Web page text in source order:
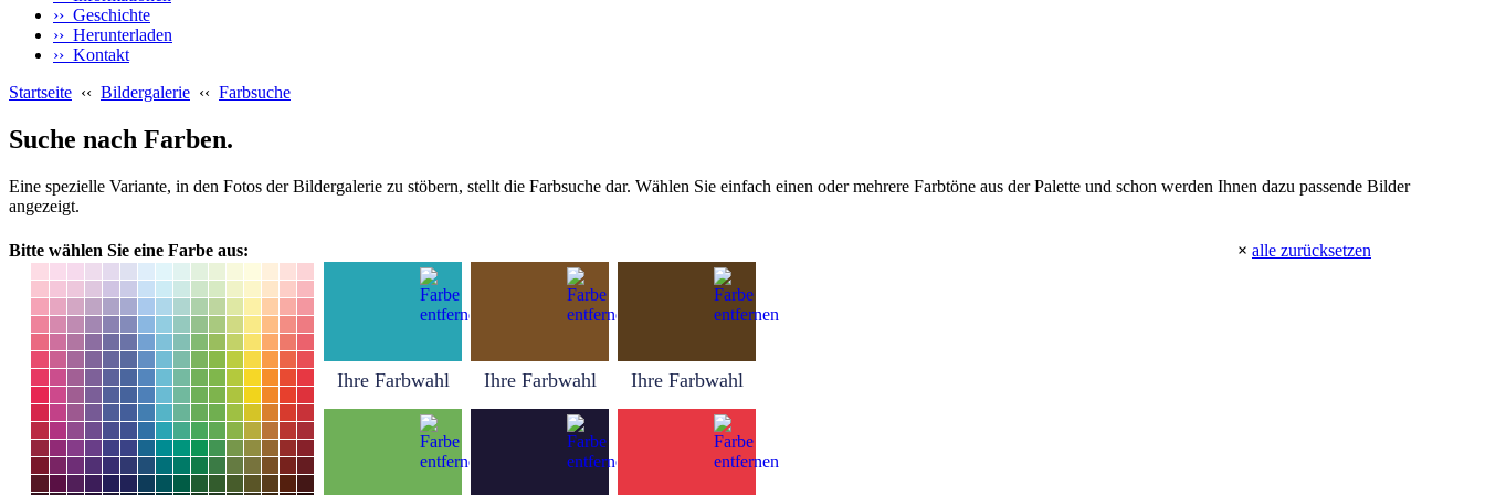
›› Geschichte
›› Herunterladen
›› Kontakt
Startseite ‹‹ Bildergalerie ‹‹ Farbsuche
Suche nach Farben.
Eine spezielle Variante, in den Fotos der Bildergalerie zu stöbern, stellt die Farbsuche dar. Wählen Sie einfach einen oder mehrere Farbtöne aus der Palette und schon werden Ihnen dazu passende Bilder
angezeigt.
× alle zurücksetzen
Bitte wählen Sie eine Farbe aus:
Ihre Farbwahl Ihre Farbwahl Ihre Farbwahl